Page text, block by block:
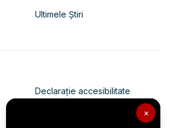
×
Ultimele Știri
Declarație accesibilitate
Politica de confidențialitate